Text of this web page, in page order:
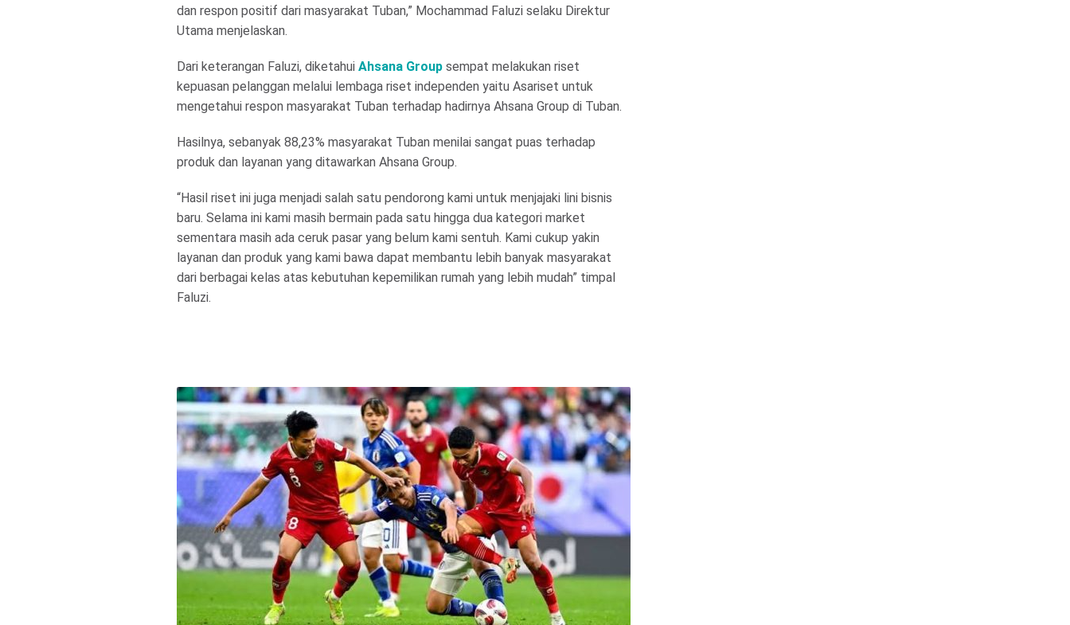
dan respon positif dari masyarakat Tuban,” Mochammad Faluzi selaku Direktur
Utama menjelaskan.
Dari keterangan Faluzi, diketahui Ahsana Group sempat melakukan riset
kepuasan pelanggan melalui lembaga riset independen yaitu Asariset untuk
mengetahui respon masyarakat Tuban terhadap hadirnya Ahsana Group di Tuban.
Hasilnya, sebanyak 88,23% masyarakat Tuban menilai sangat puas terhadap
produk dan layanan yang ditawarkan Ahsana Group.
“Hasil riset ini juga menjadi salah satu pendorong kami untuk menjajaki lini bisnis
baru. Selama ini kami masih bermain pada satu hingga dua kategori market
sementara masih ada ceruk pasar yang belum kami sentuh. Kami cukup yakin
layanan dan produk yang kami bawa dapat membantu lebih banyak masyarakat
dari berbagai kelas atas kebutuhan kepemilikan rumah yang lebih mudah” timpal
Faluzi.